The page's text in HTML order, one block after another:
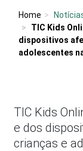
Home
TIC Kids
dispositivos
adolescentes
TIC Kids
e dos
crianças e